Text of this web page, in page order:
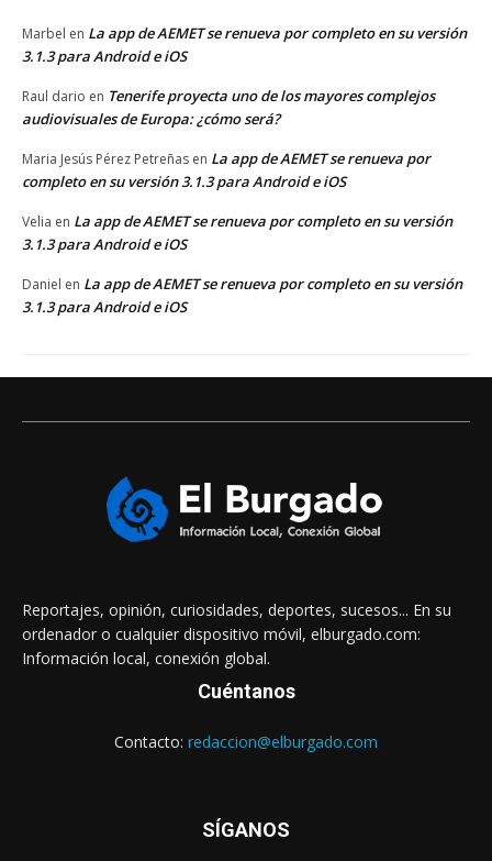
Marbel en La app de AEMET se renueva por completo en su versión
3.1.3 para Android e iOS
Raul dario en Tenerife proyecta uno de los mayores complejos
audiovisuales de Europa: ¿cómo será?
Maria Jesús Pérez Petreñas en La app de AEMET se renueva por
completo en su versión 3.1.3 para Android e iOS
Velia en La app de AEMET se renueva por completo en su versión
3.1.3 para Android e iOS
Daniel en La app de AEMET se renueva por completo en su versión
3.1.3 para Android e iOS
Reportajes, opinión, curiosidades, deportes, sucesos... En su
ordenador o cualquier dispositivo móvil, elburgado.com:
Información local, conexión global.
Cuéntanos
Contacto: redaccion@elburgado.com
SÍGANOS